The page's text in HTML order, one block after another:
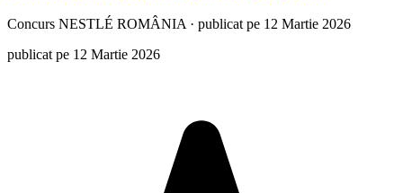
Concurs NESTLÉ ROMÂNIA · publicat pe 12 Martie 2026
publicat pe 12 Martie 2026